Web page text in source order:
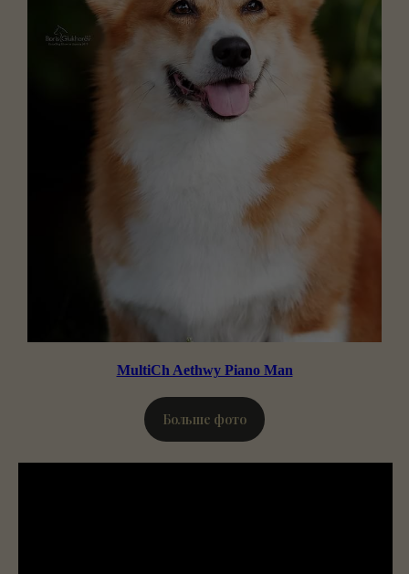
MultiCh Aethwy Piano Man
Больше фото